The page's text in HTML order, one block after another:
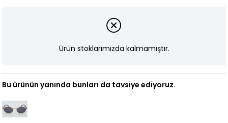
Ürün stoklarımızda kalmamıştır.
Bu ürünün yanında bunları da tavsiye ediyoruz.